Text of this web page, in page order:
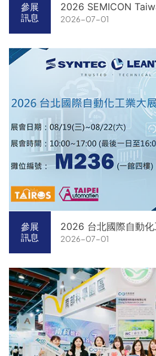
參展
訊息
2026 SEMICON
2026-07-01
參展
訊息
2026 台北國際自動化
2026-07-01